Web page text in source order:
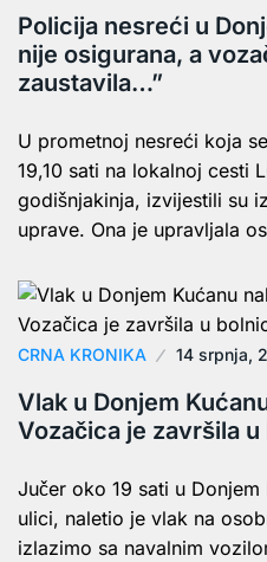
Policija nesreći u
nije osigurana, a
zaustavila…”
U prometnoj nesreći koja
19,10 sati na lokalnoj cesti
godišnjakinja, izvijestili su
uprave. Ona je upravljala
CRNA KRONIKA 14 srpnja,
Vlak u Donjem
Vozačica je završila u
Jučer oko 19 sati u Donjem
ulici, naletio je vlak na
izlazimo sa navalnim